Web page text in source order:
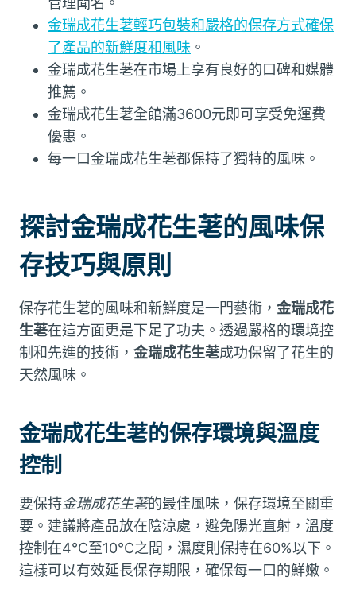
金瑞成花生荖輕巧包裝和嚴格的保存方式確保
了產品的新鮮度和風味 。
金瑞成花生荖在市場上享有良好的口碑和媒體
推薦。
金瑞成花生荖全館滿3600元即可享受免運費
優惠。
每一口金瑞成花生荖都保持了獨特的風味。
探討金瑞成花生荖的風味保
存技巧與原則
保存花生荖的風味和新鮮度是一門藝術， 金瑞成花
生荖在這方面更是下足了功夫。透過嚴格的環境控
制和先進的技術， 金瑞成花生荖成功保留了花生的
天然風味。
金瑞成花生荖的保存環境與溫度
控制
要保持金瑞成花生荖的最佳風味，保存環境至關重
要。建議將產品放在陰涼處，避免陽光直射，溫度
控制在4°C至10°C之間，濕度則保持在60%以下。
這樣可以有效延長保存期限，確保每一口的鮮嫩。